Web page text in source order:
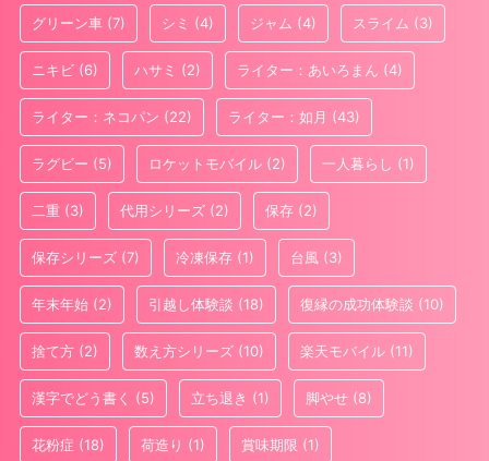
グリーン車 (7) シミ (4) ジャム (4) スライム (3)
ニキビ (6) ハサミ (2) ライター：あいろまん (4)
ライター：ネコパン (22) ライター：如月 (43)
ラグビー (5) ロケットモバイル (2) 一人暮らし (1)
二重 (3) 代用シリーズ (2) 保存 (2)
保存シリーズ (7) 冷凍保存 (1) 台風 (3)
年末年始 (2) 引越し体験談 (18) 復縁の成功体験談 (10)
捨て方 (2) 数え方シリーズ (10) 楽天モバイル (11)
漢字でどう書く (5) 立ち退き (1) 脚やせ (8)
花粉症 (18) 荷造り (1) 賞味期限 (1)